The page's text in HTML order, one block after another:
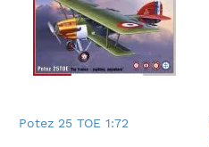
Potez 25 TOE 1:72